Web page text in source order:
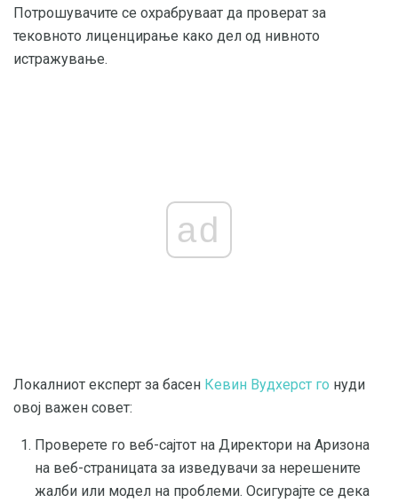
Потрошувачите се охрабруваат да проверат за
тековното лиценцирање како дел од нивното
истражување.
ad
Локалниот експерт за басен Кевин Вудхерст го нуди
овој важен совет:
Проверете го веб-сајтот на Директори на Аризона
на веб-страницата за изведувачи за нерешените
жалби или модел на проблеми. Осигурајте се дека